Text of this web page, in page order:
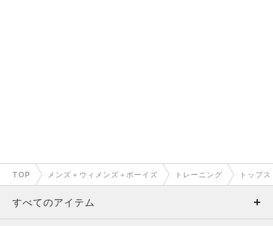
TOP メンズ＋ウィメンズ＋ボーイズ トレーニング トップス
すべてのアイテム